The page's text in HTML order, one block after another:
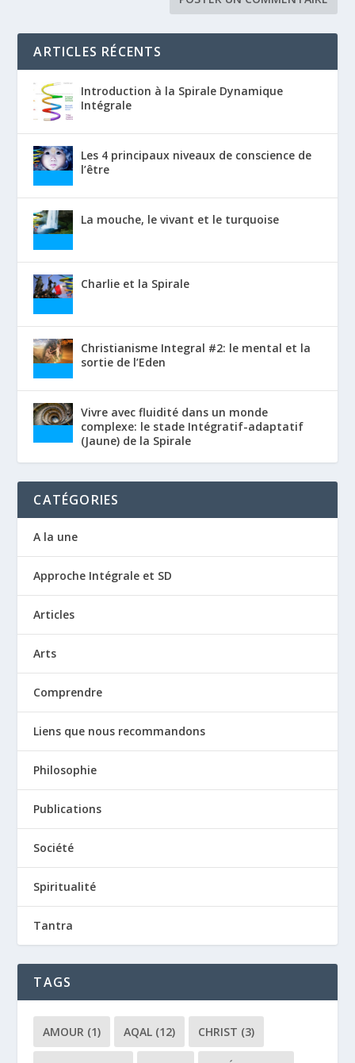
ARTICLES RÉCENTS
Introduction à la Spirale Dynamique
Intégrale
Les 4 principaux niveaux de conscience de
l’être
La mouche, le vivant et le turquoise
Charlie et la Spirale
Christianisme Integral #2: le mental et la
sortie de l’Eden
Vivre avec fluidité dans un monde
complexe: le stade Intégratif-adaptatif
(Jaune) de la Spirale
CATÉGORIES
A la une
Approche Intégrale et SD
Articles
Arts
Comprendre
Liens que nous recommandons
Philosophie
Publications
Société
Spiritualité
Tantra
TAGS
AMOUR (1) AQAL (12) CHRIST (3)